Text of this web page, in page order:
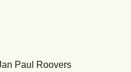
Paul Roovers